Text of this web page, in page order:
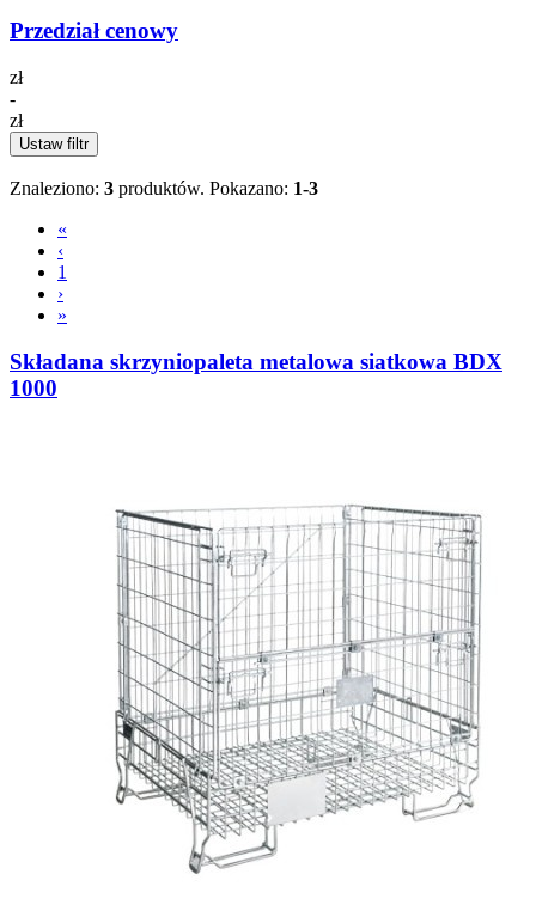
Przedział cenowy
zł
-
zł
Ustaw filtr
Znaleziono: 3 produktów. Pokazano: 1-3
«
‹
1
›
»
Składana skrzyniopaleta metalowa siatkowa BDX
1000